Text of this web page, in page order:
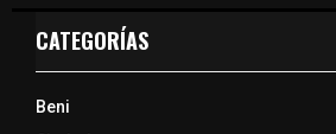
CATEGORÍAS
Beni